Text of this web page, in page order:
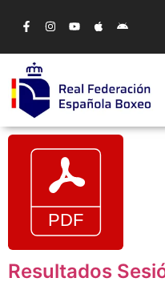
Resultados